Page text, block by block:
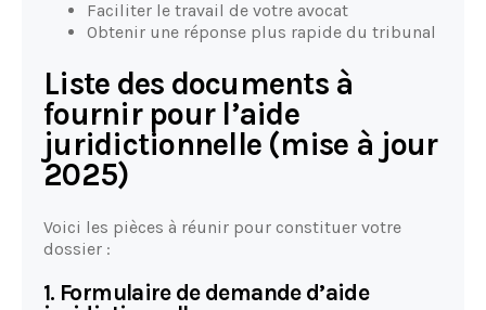
Faciliter le travail de votre avocat
Obtenir une réponse plus rapide du tribunal
Liste des documents à
fournir pour l’aide
juridictionnelle (mise à jour
2025)
Voici les pièces à réunir pour constituer votre
dossier :
1. Formulaire de demande d’aide